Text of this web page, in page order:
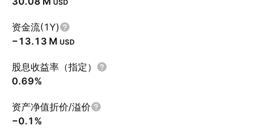
USD
资金流(1Y)
‪−13.13 M‬ USD
股息收益率（指定）
0.69%
资产净值折价/溢价
−0.1%